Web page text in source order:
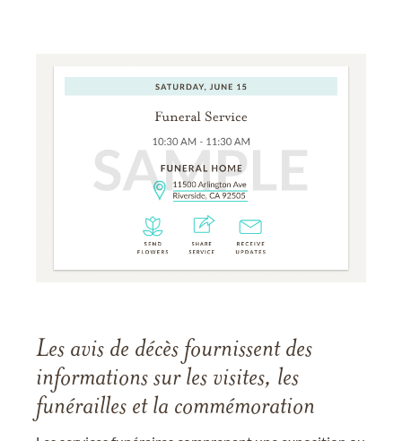
Les avis de décès fournissent des
informations sur les visites, les
funérailles et la commémoration